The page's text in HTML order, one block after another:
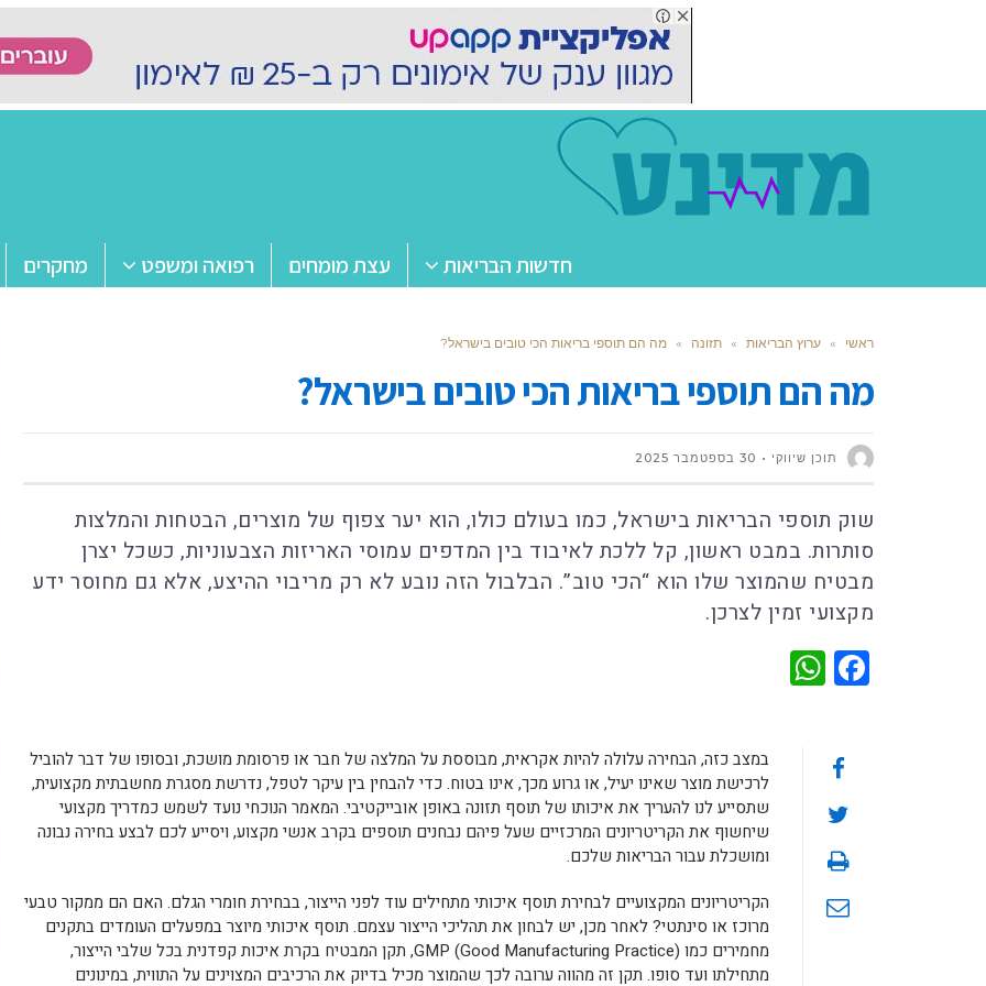
חדשות הבריאות עצת מומחים רפואה ומשפט מחקרים
ראשי » ערוץ הבריאות » תזונה » מה הם תוספי בריאות הכי טובים בישראל?
מה הם תוספי בריאות הכי טובים בישראל?
תוכן שיווקי 30 בספטמבר 2025
שוק תוספי הבריאות בישראל, כמו בעולם כולו, הוא יער צפוף של מוצרים, הבטחות והמלצות
סותרות. במבט ראשון, קל ללכת לאיבוד בין המדפים עמוסי האריזות הצבעוניות, כשכל יצרן
מבטיח שהמוצר שלו הוא “הכי טוב”. הבלבול הזה נובע לא רק מריבוי ההיצע, אלא גם מחוסר ידע
מקצועי זמין לצרכן.
Facebook
במצב כזה, הבחירה עלולה להיות אקראית, מבוססת על המלצה של חבר או פרסומת מושכת, ובסופו של דבר להוביל
לרכישת מוצר שאינו יעיל, או גרוע מכך, אינו בטוח. כדי להבחין בין עיקר לטפל, נדרשת מסגרת מחשבתית מקצועית,
שתסייע לנו להעריך את איכותו של תוסף תזונה באופן אובייקטיבי. המאמר הנוכחי נועד לשמש כמדריך מקצועי
שיחשוף את הקריטריונים המרכזיים שעל פיהם נבחנים תוספים בקרב אנשי מקצוע, ויסייע לכם לבצע בחירה נבונה
ומושכלת עבור הבריאות שלכם.
הקריטריונים המקצועיים לבחירת תוסף איכותי מתחילים עוד לפני הייצור, בבחירת חומרי הגלם. האם הם ממקור טבעי
מרוכז או סינתטי? לאחר מכן, יש לבחון את תהליכי הייצור עצמם. תוסף איכותי מיוצר במפעלים העומדים בתקנים
מחמירים כמו GMP (Good Manufacturing Practice), תקן המבטיח בקרת איכות קפדנית בכל שלבי הייצור,
מתחילתו ועד סופו. תקן זה מהווה ערובה לכך שהמוצר מכיל בדיוק את הרכיבים המצוינים על התווית, במינונים